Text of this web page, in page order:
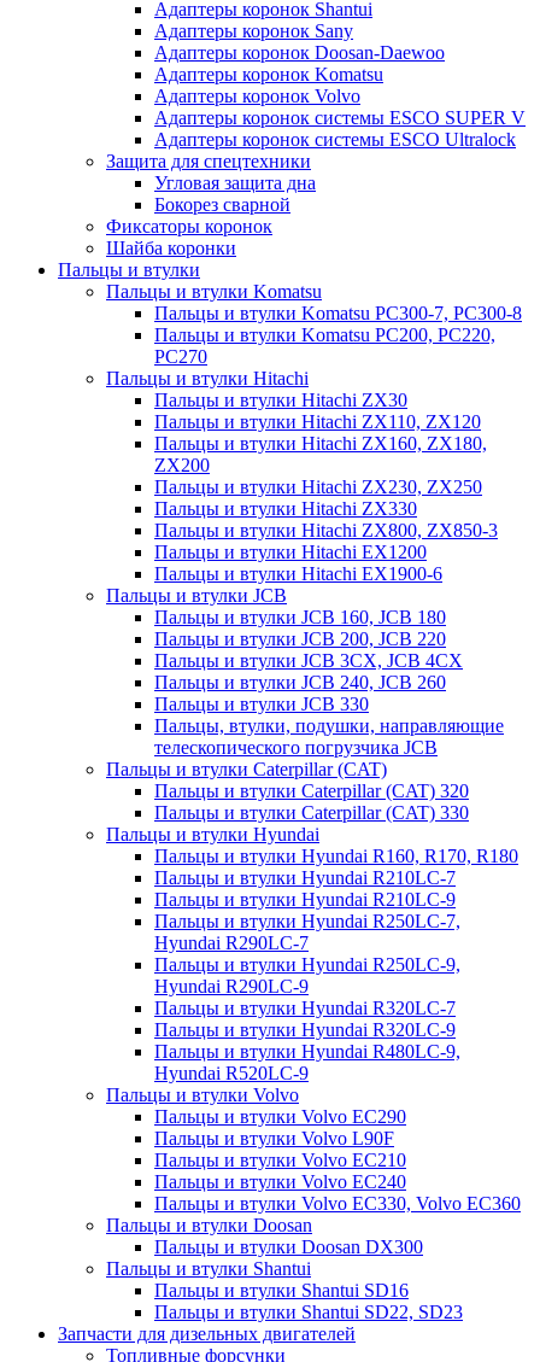
Адаптеры коронок Shantui
Адаптеры коронок Sany
Адаптеры коронок Doosan-Daewoo
Адаптеры коронок Komatsu
Адаптеры коронок Volvo
Адаптеры коронок системы ESCO SUPER V
Адаптеры коронок системы ESCO Ultralock
Защита для спецтехники
Угловая защита дна
Бокорез сварной
Фиксаторы коронок
Шайба коронки
Пальцы и втулки
Пальцы и втулки Komatsu
Пальцы и втулки Komatsu PC300-7, PC300-8
Пальцы и втулки Komatsu PC200, PC220,
PC270
Пальцы и втулки Hitachi
Пальцы и втулки Hitachi ZX30
Пальцы и втулки Hitachi ZX110, ZX120
Пальцы и втулки Hitachi ZX160, ZX180,
ZX200
Пальцы и втулки Hitachi ZX230, ZX250
Пальцы и втулки Hitachi ZX330
Пальцы и втулки Hitachi ZX800, ZX850-3
Пальцы и втулки Hitachi EX1200
Пальцы и втулки Hitachi EX1900-6
Пальцы и втулки JCB
Пальцы и втулки JCB 160, JCB 180
Пальцы и втулки JCB 200, JCB 220
Пальцы и втулки JCB 3CX, JCB 4CX
Пальцы и втулки JCB 240, JCB 260
Пальцы и втулки JCB 330
Пальцы, втулки, подушки, направляющие
телескопического погрузчика JCB
Пальцы и втулки Caterpillar (CAT)
Пальцы и втулки Caterpillar (CAT) 320
Пальцы и втулки Caterpillar (CAT) 330
Пальцы и втулки Hyundai
Пальцы и втулки Hyundai R160, R170, R180
Пальцы и втулки Hyundai R210LC-7
Пальцы и втулки Hyundai R210LC-9
Пальцы и втулки Hyundai R250LC-7,
Hyundai R290LC-7
Пальцы и втулки Hyundai R250LC-9,
Hyundai R290LC-9
Пальцы и втулки Hyundai R320LC-7
Пальцы и втулки Hyundai R320LC-9
Пальцы и втулки Hyundai R480LC-9,
Hyundai R520LC-9
Пальцы и втулки Volvo
Пальцы и втулки Volvo EC290
Пальцы и втулки Volvo L90F
Пальцы и втулки Volvo EC210
Пальцы и втулки Volvo EC240
Пальцы и втулки Volvo EC330, Volvo EC360
Пальцы и втулки Doosan
Пальцы и втулки Doosan DX300
Пальцы и втулки Shantui
Пальцы и втулки Shantui SD16
Пальцы и втулки Shantui SD22, SD23
Запчасти для дизельных двигателей
Топливные форсунки